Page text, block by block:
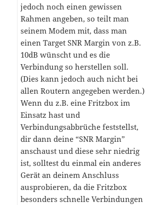
jedoch noch einen gewissen
Rahmen angeben, so teilt man
seinem Modem mit, dass man
einen Target SNR Margin von z.B.
10dB wünscht und es die
Verbindung so herstellen soll.
(Dies kann jedoch auch nicht bei
allen Routern angegeben werden.)
Wenn du z.B. eine Fritzbox im
Einsatz hast und
Verbindungsabbrüche feststellst,
dir dann deine “SNR Margin”
anschaust und diese sehr niedrig
ist, solltest du einmal ein anderes
Gerät an deinem Anschluss
ausprobieren, da die Fritzbox
besonders schnelle Verbindungen